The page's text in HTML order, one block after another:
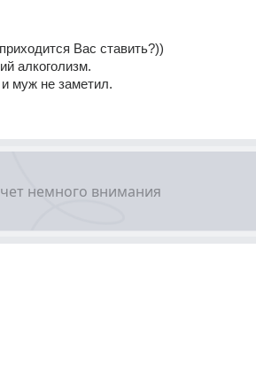
Вас ставить?))
алкоголизм.
муж не заметил.